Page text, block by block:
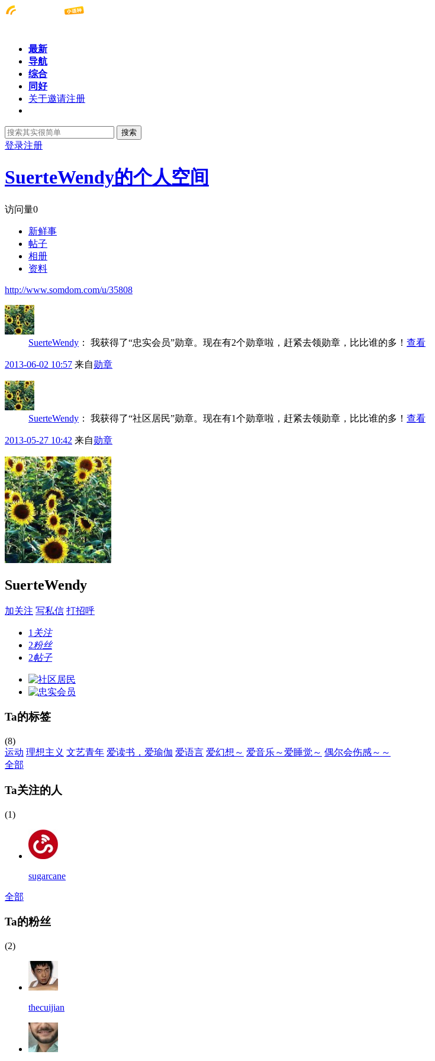
最新
导航
综合
同好
关于邀请注册
搜索
登录注册
SuerteWendy的个人空间
访问量0
新鲜事
帖子
相册
资料
http://www.somdom.com/u/35808
SuerteWendy ： 我获得了“忠实会员”勋章。现在有2个勋章啦，赶紧去领勋章，比比谁的多！ 查看
2013-06-02 10:57 来自勋章
SuerteWendy ： 我获得了“社区居民”勋章。现在有1个勋章啦，赶紧去领勋章，比比谁的多！ 查看
2013-05-27 10:42 来自勋章
SuerteWendy
加关注 写私信 打招呼
1 关注
2粉丝
2帖子
Ta的标签
(8)
运动 理想主义 文艺青年 爱读书，爱瑜伽 爱语言 爱幻想～ 爱音乐～爱睡觉～ 偶尔会伤感～～
全部
Ta关注的人
(1)
sugarcane
全部
Ta的粉丝
(2)
thecuijian